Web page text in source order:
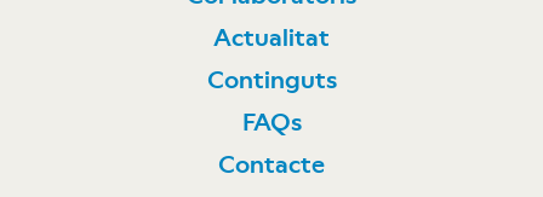
Actualitat
Continguts
FAQs
Contacte